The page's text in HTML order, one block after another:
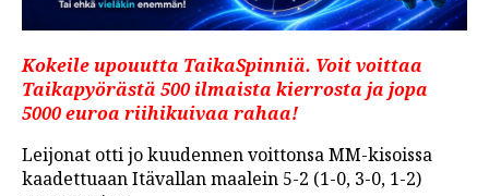
Kokeile upouutta TaikaSpinniä. Voit voittaa
Taikapyörästä 500 ilmaista kierrosta ja jopa
5000 euroa riihikuivaa rahaa!
Leijonat otti jo kuudennen voittonsa MM-kisoissa
kaadettuaan Itävallan maalein 5-2 (1-0, 3-0, 1-2)